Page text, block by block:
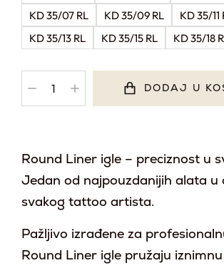
KD 35/07 RL
KD 35/09 RL
KD 35/11
KD 35/13 RL
KD 35/15 RL KD 35/18
DODAJ U
Round Liner igle – preciznost u
Jedan od najpouzdanijih alata u
svakog tattoo artista.
Pažljivo izrađene za
Round Liner igle pružaju